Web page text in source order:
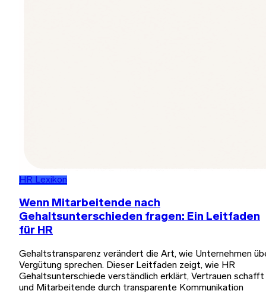
HR Lexikon
Wenn Mitarbeitende nach
Gehaltsunterschieden fragen: Ein Leitfaden
für HR
Gehaltstransparenz verändert die Art, wie Unternehmen
Vergütung sprechen. Dieser Leitfaden zeigt, wie HR
Gehaltsunterschiede verständlich erklärt, Vertrauen schafft
und Mitarbeitende durch transparente Kommunikation